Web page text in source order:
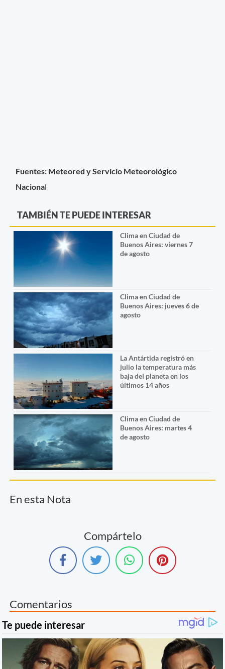
Fuentes: Meteored y Servicio Meteorológico
Nacional
TAMBIÉN TE PUEDE INTERESAR
Clima en Ciudad de
Buenos Aires: viernes 7
de agosto
Clima en Ciudad de
Buenos Aires: jueves 6 de
agosto
La Antártida registró en
julio la temperatura más
baja del planeta en los
últimos 14 años
Clima en Ciudad de
Buenos Aires: martes 4
de agosto
En esta Nota
Compártelo
Comentarios